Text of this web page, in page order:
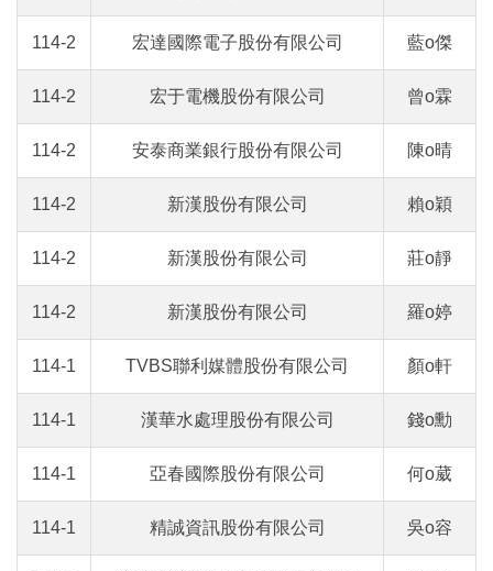
114-2 宏達國際電子股份有限公司 藍o傑
114-2 宏于電機股份有限公司 曾o霖
114-2 安泰商業銀行股份有限公司 陳o晴
114-2 新漢股份有限公司 賴o穎
114-2 新漢股份有限公司 莊o靜
114-2 新漢股份有限公司 羅o婷
114-1 TVBS聯利媒體股份有限公司 顏o軒
114-1 漢華水處理股份有限公司 錢o勳
114-1 亞春國際股份有限公司 何o葳
114-1 精誠資訊股份有限公司 吳o容